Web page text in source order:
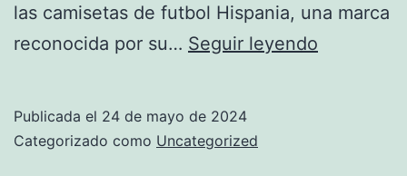
las camisetas de futbol Hispania, una marca
reconocida por su… Seguir leyendo
Publicada el 24 de mayo de 2024
Categorizado como Uncategorized